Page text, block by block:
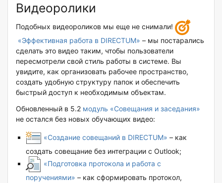
Видеоролики
Подобных видеороликов мы еще не снимали!
«Эффективная работа в DIRECTUM» – мы постарались
сделать это видео таким, чтобы пользователи
пересмотрели свой стиль работы в системе. Вы
увидите, как организовать рабочее пространство,
создать удобную структуру папок и обеспечить
быстрый доступ к необходимым объектам.
Обновленный в 5.2 модуль «Совещания и заседания»
не остался без новых обучающих видео:
«Создание совещаний в DIRECTUM» – как
создать совещание без интеграции с Outlook;
«Подготовка протокола и работа с
поручениями» – как сформировать протокол,